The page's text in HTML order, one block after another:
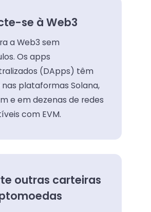
se à Web3
a Web3 sem
Os apps
(DApps) têm
plataformas Solana,
e em dezenas de redes
com EVM.
outras carteiras